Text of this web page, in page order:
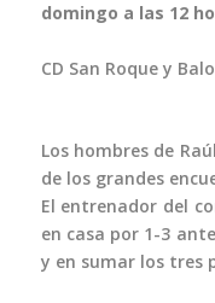
domingo a las 12
CD San Roque y
Los hombres de
de los grandes
El entrenador del
en casa por 1-3
y en sumar los tres